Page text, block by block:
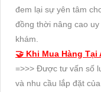
đem lại sự yên tâm
đồng thời nâng cao
khám.
🤝 Khi Mua Hàng Tại
=>>> Được tư vấn số
và nhu cầu lắp đặt